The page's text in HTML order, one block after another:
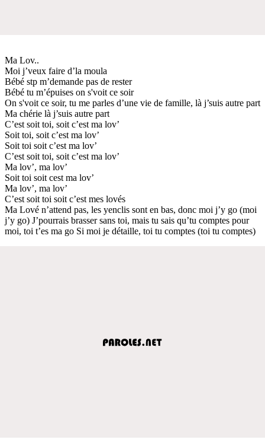
Ma Lov..
Moi j’veux faire d’la moula
Bébé stp m’demande pas de rester
Bébé tu m’épuises on s'voit ce soir
On s'voit ce soir, tu me parles d’une vie de famille, là j’suis autre part
Ma chérie là j’suis autre part
C’est soit toi, soit c’est ma lov’
Soit toi, soit c’est ma lov’
Soit toi soit c’est ma lov’
C’est soit toi, soit c’est ma lov’
Ma lov’, ma lov’
Soit toi soit cest ma lov’
Ma lov’, ma lov’
C’est soit toi soit c’est mes lovés
Ma Lové n’attend pas, les yenclis sont en bas, donc moi j’y go (moi
j’y go) J’pourrais brasser sans toi, mais tu sais qu’tu comptes pour
moi, toi t’es ma go Si moi je détaille, toi tu comptes (toi tu comptes)